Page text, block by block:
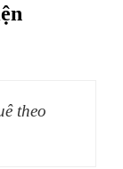
theo